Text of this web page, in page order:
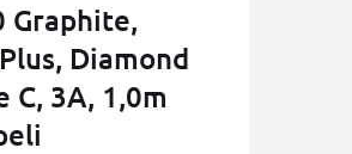
Graphite,
Diamond
C, 3A, 1,0m